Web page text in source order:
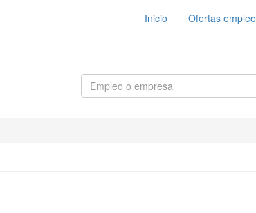
Inicio Ofertas empleo